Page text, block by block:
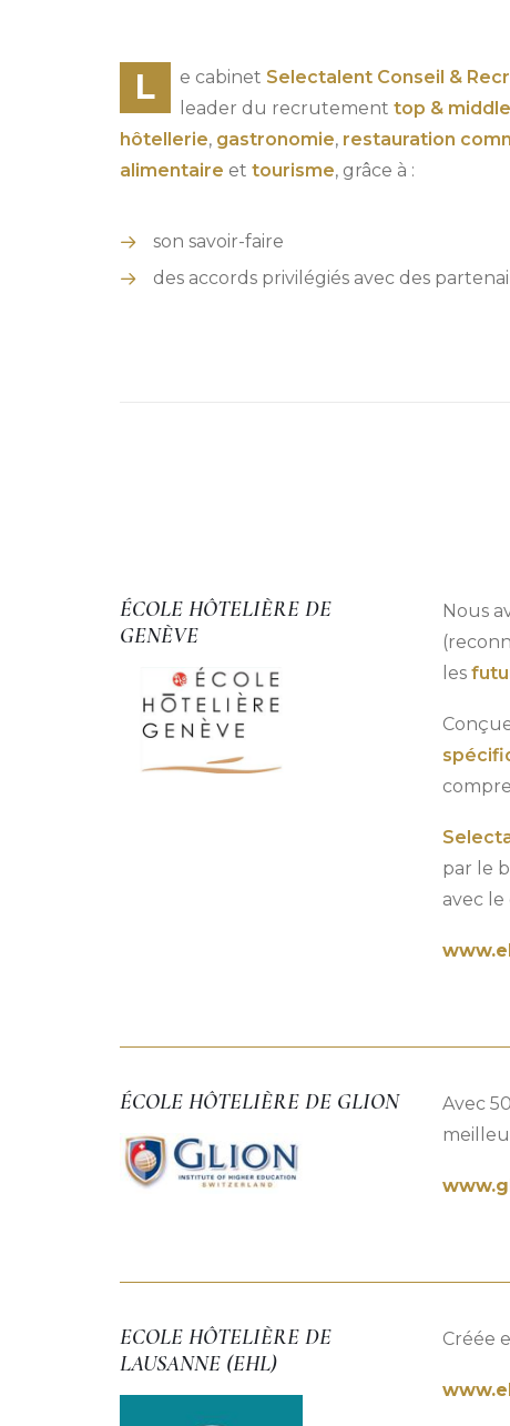
L e cabinet Selectalent Conseil &
leader du recrutement top &
hôtellerie, gastronomie, restauration
alimentaire et tourisme, grâce à :
son savoir-faire
des accords privilégiés avec des
ÉCOLE HÔTELIÈRE DE
GENÈVE
Nous
les
par le
avec le
ÉCOLE HÔTELIÈRE DE GLION
Avec
ECOLE HÔTELIÈRE DE
LAUSANNE (EHL)
Créée